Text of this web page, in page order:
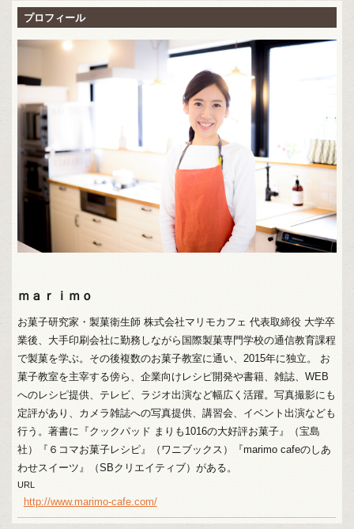
プロフィール
ｍａｒｉｍｏ
お菓子研究家・製菓衛生師 株式会社マリモカフェ 代表取締役 大学卒
業後、大手印刷会社に勤務しながら国際製菓専門学校の通信教育課程
で製菓を学ぶ。その後複数のお菓子教室に通い、2015年に独立。 お
菓子教室を主宰する傍ら、企業向けレシピ開発や書籍、雑誌、WEB
へのレシピ提供、テレビ、ラジオ出演など幅広く活躍。写真撮影にも
定評があり、カメラ雑誌への写真提供、講習会、イベント出演なども
行う。著書に『クックパッド まりも1016の大好評お菓子』（宝島
社）『６コマお菓子レシピ』（ワニブックス）『marimo cafeのしあ
わせスイーツ』（SBクリエイティブ）がある。
URL
http://www.marimo-cafe.com/